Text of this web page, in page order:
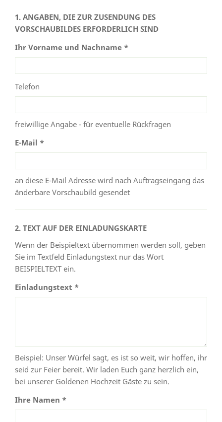
1. ANGABEN, DIE ZUR ZUSENDUNG DES
VORSCHAUBILDES ERFORDERLICH SIND
Ihr Vorname und Nachname *
Telefon
freiwillige Angabe - für eventuelle Rückfragen
E-Mail *
an diese E-Mail Adresse wird nach Auftragseingang das
änderbare Vorschaubild gesendet
2. TEXT AUF DER EINLADUNGSKARTE
Wenn der Beispieltext übernommen werden soll, geben
Sie im Textfeld Einladungstext nur das Wort
BEISPIELTEXT ein.
Einladungstext *
Beispiel: Unser Würfel sagt, es ist so weit, wir hoffen, ihr
seid zur Feier bereit. Wir laden Euch ganz herzlich ein,
bei unserer Goldenen Hochzeit Gäste zu sein.
Ihre Namen *